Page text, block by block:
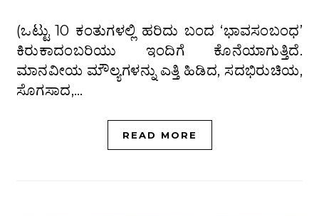
(ಒಟ್ಟು 10 ಕಂತುಗಳಲ್ಲಿ ಹರಿದು ಬಂದ ‘ಭಾವಸಂಬಂಧ’
ಕಿರುಕಾದಂಬರಿಯು ಇಂದಿಗೆ ಕೊನೆಯಾಗುತ್ತಿದೆ.
ಮಾನವೀಯ ಮೌಲ್ಯಗಳನ್ನು ಎತ್ತಿ ಹಿಡಿದ, ಸದಭಿರುಚಿಯ,
ಸೊಗಸಾದ,…
READ MORE